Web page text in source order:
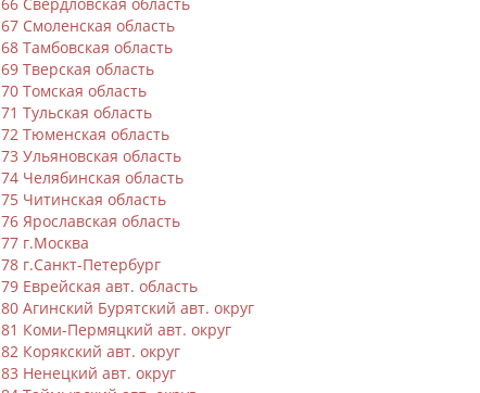
67 Смоленская область
68 Тамбовская область
69 Тверская область
70 Томская область
71 Тульская область
72 Тюменская область
73 Ульяновская область
74 Челябинская область
75 Читинская область
76 Ярославская область
77 г.Москва
78 г.Санкт-Петербург
79 Еврейская авт. область
80 Агинский Бурятский авт. округ
81 Коми-Пермяцкий авт. округ
82 Корякский авт. округ
83 Ненецкий авт. округ